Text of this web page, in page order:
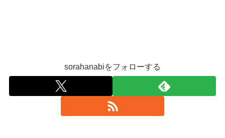
sorahanabiをフォローする